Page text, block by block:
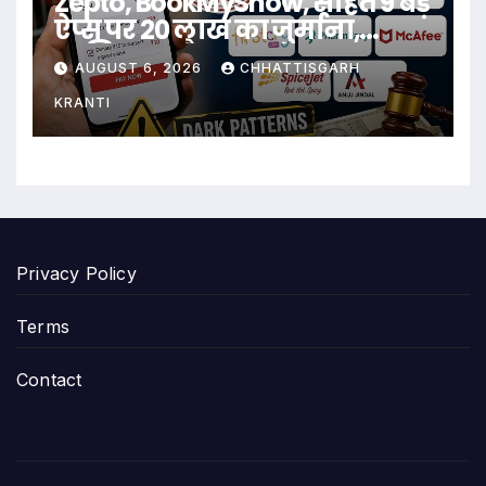
ऐप्स पर 20 लाख का जुर्माना,
जानिए क्या है मामला
AUGUST 6, 2026 CHHATTISGARH
KRANTI
Privacy Policy
Terms
Contact